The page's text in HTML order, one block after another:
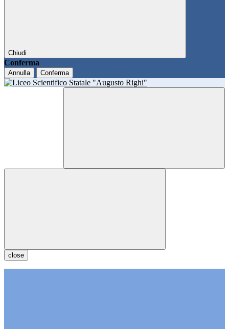
Chiudi
Conferma
Annulla Conferma
close